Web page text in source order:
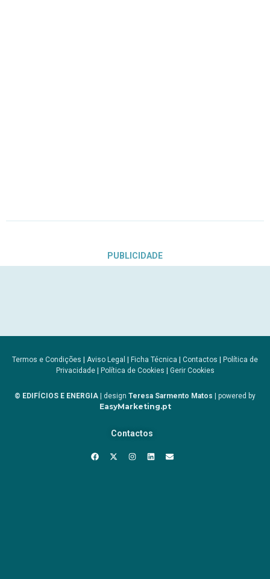
PUBLICIDADE
Termos e Condições | Aviso Legal | Ficha Técnica | Contactos | Política de
Privacidade| Política de Cookies | Gerir Cookies
© EDIFÍCIOS E ENERGIA | design Teresa Sarmento Matos | powered by
EasyMarketing.pt
Contactos